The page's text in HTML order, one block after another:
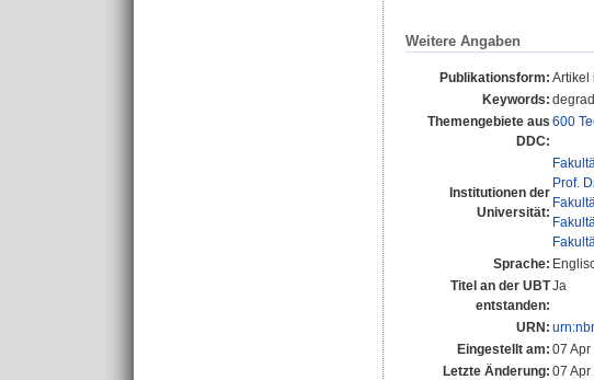
Weitere Angaben
Publikationsform: Artikel
Keywords:
Themengebiete aus
DDC:
600
Institutionen der
Universität:
Prof.
Sprache:
Titel an der UBT
entstanden:
Ja
URN:
Eingestellt am: 07
Letzte Änderung: 07